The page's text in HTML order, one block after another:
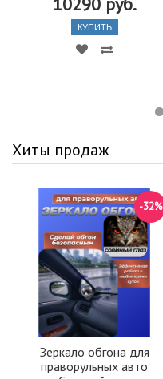
КУПИТЬ
Хиты продаж
Зеркало обгона для
праворульных авто
-32%